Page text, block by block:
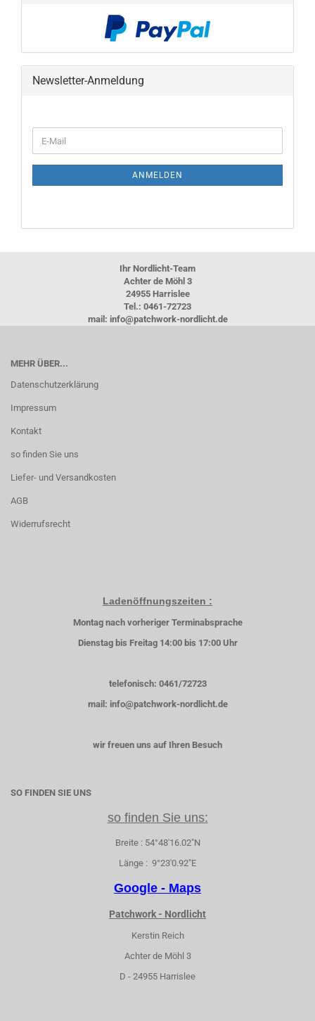
Newsletter-Anmeldung
ZUR
E-
Mail
ANMELDEN
Ihr Nordlicht-Team
Achter de Möhl 3
24955 Harrislee
Tel.: 0461-72723
mail: info@patchwork-nordlicht.de
MEHR ÜBER...
Datenschutzerklärung
Impressum
Kontakt
so finden Sie uns
Liefer- und Versandkosten
AGB
Widerrufsrecht
Ladenöffnungszeiten :
Montag nach vorheriger Terminabsprache
Dienstag bis Freitag 14:00 bis 17:00 Uhr
telefonisch: 0461/72723
mail: info@patchwork-nordlicht.de
wir freuen uns auf Ihren Besuch
SO FINDEN SIE UNS
so finden Sie uns:
Breite : 54°48'16.02"N
Länge : 9°23'0.92"E
Google - Maps
Patchwork - Nordlicht
Kerstin Reich
Achter de Möhl 3
D - 24955 Harrislee